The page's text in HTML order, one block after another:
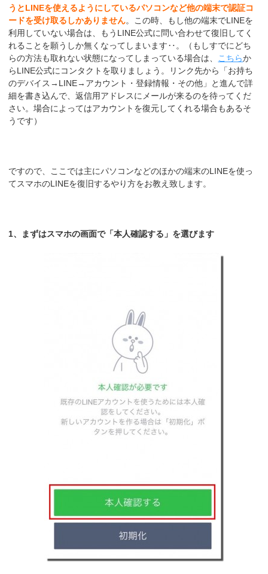
うとLINEを使えるようにしているパソコンなど他の端末で認証コ
ードを受け取るしかありません。この時、もし他の端末でLINEを
利用していない場合は、もうLINE公式に問い合わせて復旧してく
れることを願うしか無くなってしまいます‥。（もしすでにどち
らの方法も取れない状態になってしまっている場合は、 こちらか
らLINE公式にコンタクトを取りましょう。リンク先から「お持ち
のデバイス→LINE→アカウント・登録情報・その他」と進んで詳
細を書き込んで、返信用アドレスにメールが来るのを待ってくだ
さい。場合によってはアカウントを復元してくれる場合もあるそ
うです）
ですので、ここでは主にパソコンなどのほかの端末のLINEを使っ
てスマホのLINEを復旧するやり方をお教え致します。
1、まずはスマホの画面で「本人確認する」を選びます